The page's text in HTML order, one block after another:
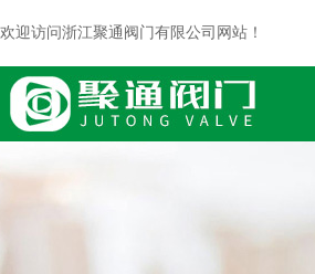
欢迎访问浙江聚通阀门有限公司网站！